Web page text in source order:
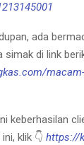
ada
simak di link
keberhasilan
klik 👇 https://